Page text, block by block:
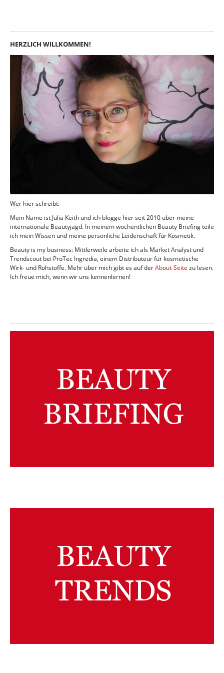
HERZLICH WILLKOMMEN!
Wer hier schreibt:
Mein Name ist Julia Keith und ich blogge hier seit 2010 über meine
internationale Beautyjagd. In meinem wöchentlichen Beauty Briefing teile
ich mein Wissen und meine persönliche Leidenschaft für Kosmetik.
Beauty is my business: Mittlerweile arbeite ich als Market Analyst und
Trendscout bei ProTec Ingredia, einem Distributeur für kosmetische
Wirk- und Rohstoffe. Mehr über mich gibt es auf derAbout-Seite zu lesen.
Ich freue mich, wenn wir uns kennenlernen!